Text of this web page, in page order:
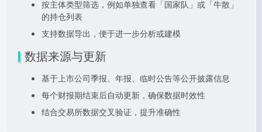
按主体类型筛选，例如单独查看「国家队」或「牛散」
的持仓列表
支持数据导出，便于进一步分析或建模
数据来源与更新
基于上市公司季报、年报、临时公告等公开披露信息
每个财报期结束后自动更新，确保数据时效性
结合交易所数据交叉验证，提升准确性